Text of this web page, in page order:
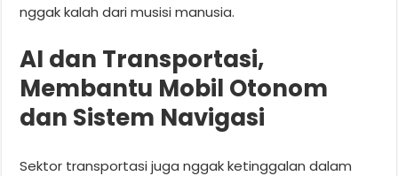
nggak kalah dari musisi manusia.
AI dan Transportasi,
Membantu Mobil Otonom
dan Sistem Navigasi
Sektor transportasi juga nggak ketinggalan dalam